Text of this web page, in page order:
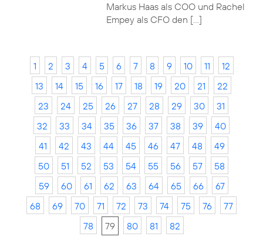
Markus Haas als COO und Rachel
Empey als CFO den […]
1 2 3 4 5 6 7 8 9 10 11
12
13
14 15 16 17 18 19 20 21
22
23
24 25 26 27 28 29 30
31
32
33 34 35 36 37 38 39
40
41
42 43 44 45 46 47 48
49
50
51 52 53 54 55 56 57
58
59
60 61 62 63 64 65 66
67
68
69 70 71 72 73 74 75 76
77
78
79 80 81 82